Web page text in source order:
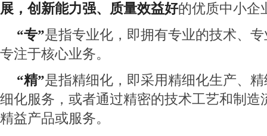
展，创新能力强、质量效益好的优质中小企
“专”是指专业化，即拥有专业的技术、
专注于核心业务。
“精”是指精细化，即采用精细化生产、
细化服务，或者通过精密的技术工艺和制造
精益产品或服务。